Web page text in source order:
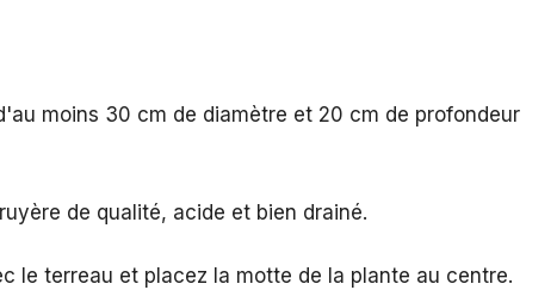
moins 30 cm de diamètre et 20 cm de profondeur
de qualité, acide et bien drainé.
le terreau et placez la motte de la plante au centre.